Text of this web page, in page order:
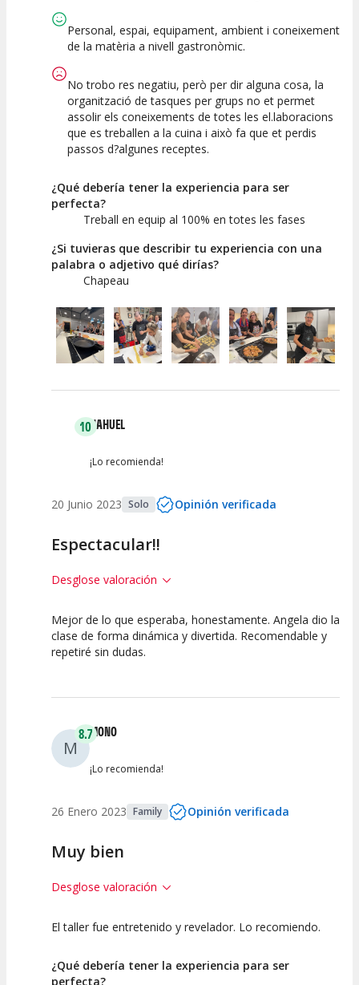
Personal, espai, equipament, ambient i coneixement
de la matèria a nivell gastronòmic.
No trobo res negatiu, però per dir alguna cosa, la
organització de tasques per grups no et permet
assolir els coneixements de totes les el.laboracions
que es treballen a la cuina i això fa que et perdis
passos d?algunes receptes.
¿Qué debería tener la experiencia para ser
perfecta?
Treball en equip al 100% en totes les fases
¿Si tuvieras que describir tu experiencia con una
palabra o adjetivo qué dirías?
Chapeau
10NAHUEL
¡Lo recomienda!
20 Junio 2023 Solo Opinión verificada
Espectacular!!
Desglose valoración
10
Calidad de la
10
Atención del
Mejor de lo que esperaba, honestamente. Angela dio la
clase de forma dinámica y divertida. Recomendable y
repetiré sin dudas.
M
8.7MONO
¡Lo recomienda!
26 Enero 2023 Family Opinión verificada
Muy bien
Desglose valoración
10
Calidad de la
Actividad
7.5
Atención del
Personal /
El taller fue entretenido y revelador. Lo recomiendo.
¿Qué debería tener la experiencia para ser
perfecta?